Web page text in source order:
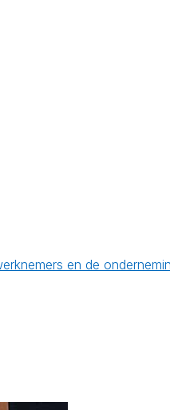
en de